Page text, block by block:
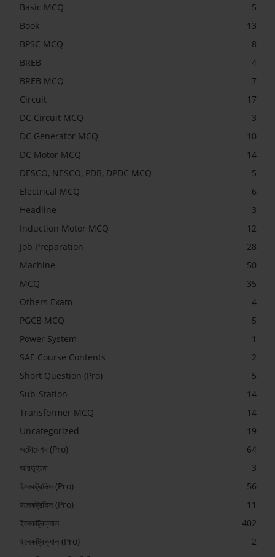
Basic MCQ
5
Book
13
BPSC MCQ
8
BREB
4
BREB MCQ
7
Circuit
17
DC Circuit MCQ
3
DC Generator MCQ
10
DC Motor MCQ
14
DESCO, NESCO, PDB, DPDC MCQ
5
Electrical MCQ
6
Headline
3
Induction Motor MCQ
12
Job Preparation
28
Machine
50
MCQ
35
Others Exam
4
PGCB MCQ
5
Power System
1
SAE Course Contents
2
Short Question (Pro)
5
Sub-Station
14
Transformer MCQ
14
Uncategorized
19
অটোমেশন (Pro)
64
আরডুইনো
3
ইলেকট্রনিক্স (Pro)
56
ইলেকট্রনিক্স (Pro)
11
ইলেকট্রিক্যাল
402
ইলেকট্রিক্যাল (Pro)
2